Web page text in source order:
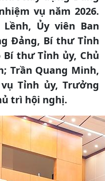
vụ năm 2026.
Ủy viên Ban
Đảng, Bí thư Tỉnh
Bí thư Tỉnh ủy, Chủ
Trần Quang Minh,
Tỉnh ủy, Trưởng
trì hội nghị.